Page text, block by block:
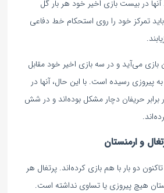
در بیست بازی اخیر خود هر بار گل
تمرکز خود را روی استحکام خط دفاعی
بازی می‌آید و در سه بازی اخیر خود مقابل
به پیروزی رسیده است. با این حال، آنها در
برابر حریفان دچار مشکل بوده‌اند و در شش
و ارمنستان
این دو تیم از نوامبر ۲۰۱۴ تاکنون دو بار با هم بازی کرده‌اند. پرتغال هر
هیچ پیروزی یا تساوی نداشته است.